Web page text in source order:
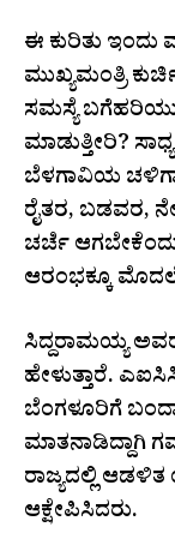
ಈ ಕುರಿತು
ಮುಖ್ಯಮಂತ್ರಿ
ಸಮಸ್ಯೆ
ಮಾಡುತ್ತೀರಿ?
ಬೆಳಗಾವಿಯ
ರೈತರ, ಬಡವರ,
ಚರ್ಚೆ
ಆರಂಭಕ್ಕೂ
ಸಿದ್ದರಾಮಯ್ಯ
ಹೇಳುತ್ತಾರೆ.
ಬೆಂಗಳೂರಿಗೆ
ಮಾತನಾಡಿದ್ದಾಗಿ
ರಾಜ್ಯದಲ್ಲಿ
ಆಕ್ಷೇಪಿಸಿದರು.